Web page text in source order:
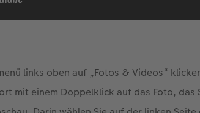
links oben auf „Fotos & Videos“
mit einem Doppelklick auf das Foto, das